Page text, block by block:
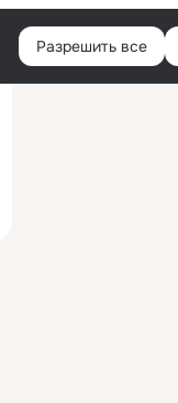
Войти
Разрешить все